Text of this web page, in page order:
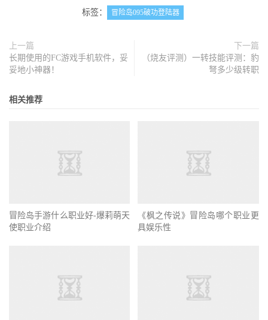
标签： 冒险岛095破功登陆器
上一篇
长期使用的FC游戏手机软件，妥
妥地小神器！
下一篇
（烧友评测）一转技能评测：豹
弩多少级转职
相关推荐
冒险岛手游什么职业好-爆莉萌天
使职业介绍
《枫之传说》冒险岛哪个职业更
具娱乐性